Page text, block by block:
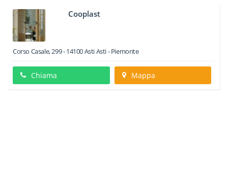
Cooplast
Corso Casale, 299-14100AstiAsti -Piemonte
Chiama Mappa